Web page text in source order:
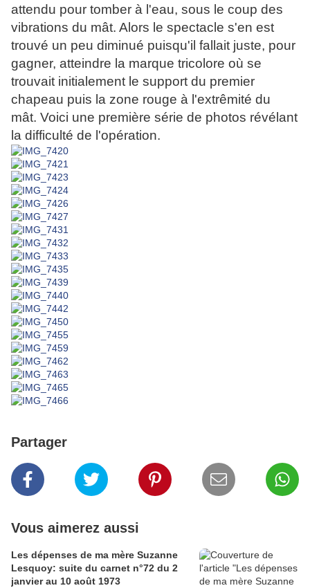
attendu pour tomber à l'eau, sous le coup des
vibrations du mât. Alors le spectacle s'en est
trouvé un peu diminué puisqu'il fallait juste, pour
gagner, atteindre la marque tricolore où se
trouvait initialement le support du premier
chapeau puis la zone rouge à l'extrêmité du
mât. Voici une première série de photos révélant
la difficulté de l'opération.
Partager
Vous aimerez aussi
Les dépenses de ma mère Suzanne
Lesquoy: suite du carnet n°72 du 2
janvier au 10 août 1973